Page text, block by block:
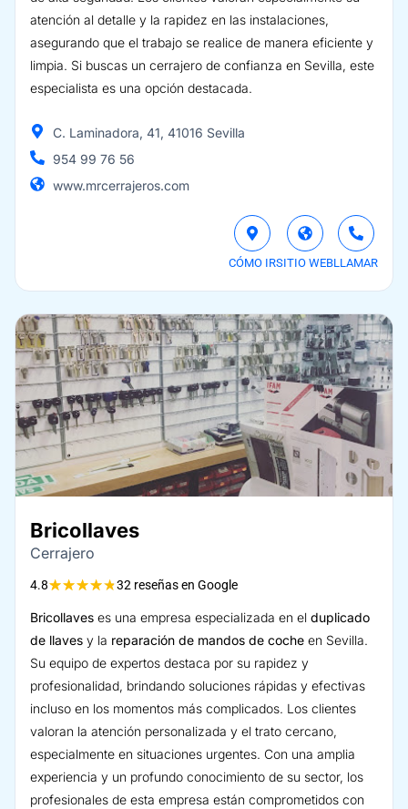
atención al detalle y la rapidez en las instalaciones,
asegurando que el trabajo se realice de manera eficiente y
limpia. Si buscas un cerrajero de confianza en Sevilla, este
especialista es una opción destacada.
C. Laminadora, 41, 41016 Sevilla
954 99 76 56
www.mrcerrajeros.com
CÓMO IRSITIO WEBLLAMAR
Bricollaves
Cerrajero
4.8★★★★★32 reseñas en Google
Bricollaves es una empresa especializada en el duplicado
de llaves y la reparación de mandos de coche en Sevilla.
Su equipo de expertos destaca por su rapidez y
profesionalidad, brindando soluciones rápidas y efectivas
incluso en los momentos más complicados. Los clientes
valoran la atención personalizada y el trato cercano,
especialmente en situaciones urgentes. Con una amplia
experiencia y un profundo conocimiento de su sector, los
profesionales de esta empresa están comprometidos con